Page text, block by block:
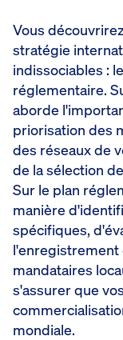
Vous
stratégie
indissociables :
réglementaire.
aborde
priorisation des
des réseaux de
de la sélection
Sur le plan
manière
spécifiques,
l'enregistrement
mandataires
s'assurer que
mondiale.